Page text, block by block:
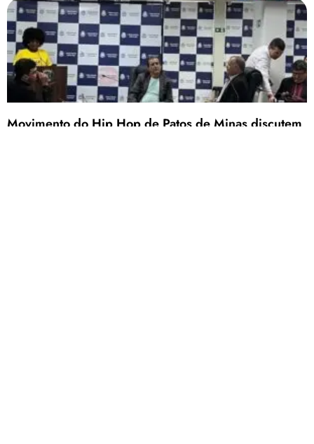
Movimento do Hip Hop de Patos de Minas discutem